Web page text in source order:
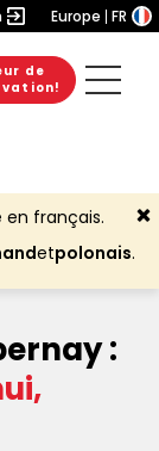
Europe FR
de
en français.
etpolonais.
: